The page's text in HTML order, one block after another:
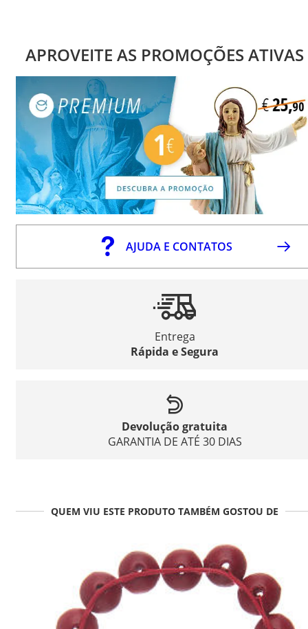
APROVEITE AS PROMOÇÕES ATIVAS
AJUDA E CONTATOS
Entrega
Rápida e Segura
Devolução gratuita
GARANTIA DE ATÉ 30 DIAS
QUEM VIU ESTE PRODUTO TAMBÉM GOSTOU DE